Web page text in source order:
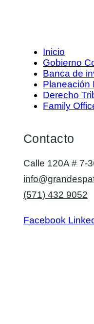
Inicio
Gobierno
Banca de
Planeación
Derecho
Family
Contacto
Calle 120A # 7-
(571) 432 9052
Facebook